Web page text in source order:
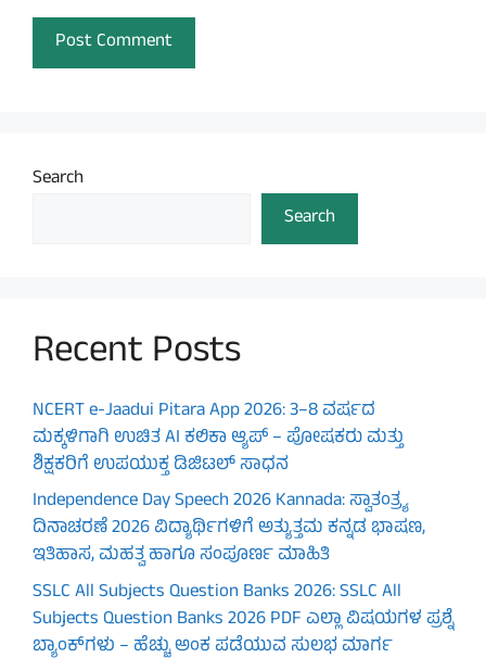
Search
Search
Recent Posts
NCERT e-Jaadui Pitara App 2026: 3–8 ವರ್ಷದ
ಮಕ್ಕಳಿಗಾಗಿ ಉಚಿತ AI ಕಲಿಕಾ ಆ್ಯಪ್ – ಪೋಷಕರು ಮತ್ತು
ಶಿಕ್ಷಕರಿಗೆ ಉಪಯುಕ್ತ ಡಿಜಿಟಲ್ ಸಾಧನ
Independence Day Speech 2026 Kannada: ಸ್ವಾತಂತ್ರ್ಯ
ದಿನಾಚರಣೆ 2026 ವಿದ್ಯಾರ್ಥಿಗಳಿಗೆ ಅತ್ಯುತ್ತಮ ಕನ್ನಡ ಭಾಷಣ,
ಇತಿಹಾಸ, ಮಹತ್ವ ಹಾಗೂ ಸಂಪೂರ್ಣ ಮಾಹಿತಿ
SSLC All Subjects Question Banks 2026: SSLC All
Subjects Question Banks 2026 PDF ಎಲ್ಲಾ ವಿಷಯಗಳ ಪ್ರಶ್ನೆ
ಬ್ಯಾಂಕ್‌ಗಳು – ಹೆಚ್ಚು ಅಂಕ ಪಡೆಯುವ ಸುಲಭ ಮಾರ್ಗ